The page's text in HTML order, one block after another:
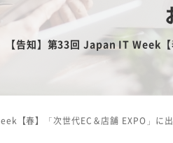
【告知】第33回 Japan IT Week
【春】「次世代EC＆店舗 EXPO」に